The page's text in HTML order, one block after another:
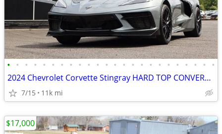
• • • • • • • • • • • • • • • • • • • • • • • •
2024 Chevrolet Corvette Stingray HARD TOP CONVERTIBLE HIGH WING 3LT
7/15 11k mi
$17,000